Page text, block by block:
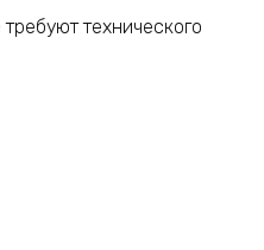
технического